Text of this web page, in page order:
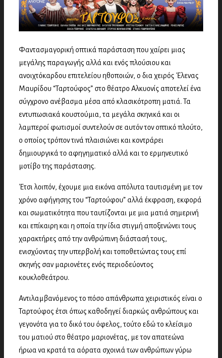
Φαντασμαγορική οπτικά παράσταση που χαίρει μιας
μεγάλης παραγωγής αλλά και ενός πλούσιου και
ανοιχτόκαρδου επιτελείου ηθοποιών, ο δια χειρός Έλενας
Μαυρίδου “Ταρτούφος” στο θέατρο Αλκυονίς αποτελεί ένα
σύγχρονο ανέβασμα μέσα από κλασικότροπη ματιά. Τα
εντυπωσιακά κουστούμια, τα μεγάλα σκηνικά και οι
λαμπεροί φωτισμοί συντελούν σε αυτόν τον οπτικό πλούτο,
ο οποίος τρόπον τινά πλαισιώνει και κοντράρει
δημιουργικά το αφηγηματικό αλλά και το ερμηνευτικό
μοτίβο της παράστασης.
Έτσι λοιπόν, έχουμε μια εικόνα απόλυτα ταυτισμένη με τον
χρόνο αφήγησης του “Ταρτούφου” αλλά έκφραση, εκφορά
και σωματικότητα που ταυτίζονται με μια ματιά σημερινή
και επίκαιρη και η οποία την ίδια στιγμή αποξενώνει τους
χαρακτήρες από την ανθρώπινη διάστασή τους,
ενισχύοντας την υπερβολή και τοποθετώντας τους επί
σκηνής σαν μαριονέτες ενός περιοδεύοντος
κουκλοθεάτρου.
Αντιλαμβανόμενος το πόσο απάνθρωπα χειριστικός είναι ο
Ταρτούφος έτσι όπως καθοδηγεί διαρκώς ανθρώπους και
γεγονότα για το δικό του όφελος, τούτο εδώ το κλείσιμο
του ματιού στο θέατρο μαριονέτας, με τον απατεώνα
ήρωα να κρατά τα αόρατα σχοινιά των ανθρώπων γύρω